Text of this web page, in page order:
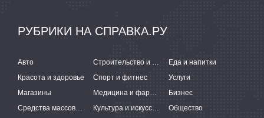
РУБРИКИ НА СПРАВКА.РУ
Авто Строительство и ремонт
Еда и напитки
Красота и здоровье
Спорт и фитнес
Услуги
Магазины
Медицина и фармацевтика
Бизнес
Средства массовой информации
Культура и искусство
Общество